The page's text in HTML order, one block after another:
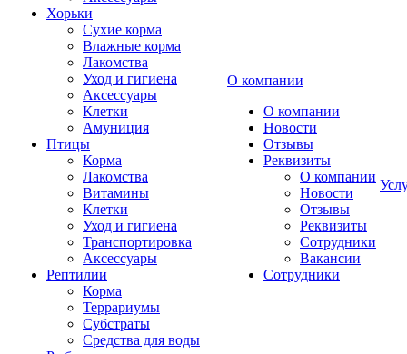
Хорьки
Сухие корма
Влажные корма
Лакомства
Уход и гигиена
Аксессуары
Клетки
Амуниция
Птицы
Корма
Лакомства
Витамины
Клетки
Уход и гигиена
Транспортировка
Аксессуары
Рептилии
Корма
Террариумы
Субстраты
Средства для воды
О компании
О компании
Новости
Отзывы
Реквизиты
О компании
Новости
Отзывы
Реквизиты
Сотрудники
Вакансии
Сотрудники